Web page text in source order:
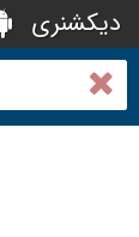
دیکشنری